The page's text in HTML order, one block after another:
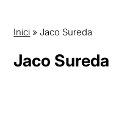
Inici » Jaco Sureda
Jaco Sureda